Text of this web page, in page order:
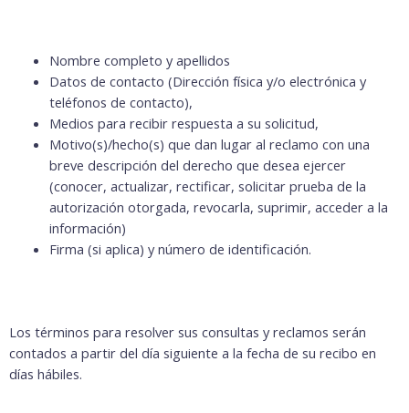
Nombre completo y apellidos
Datos de contacto (Dirección física y/o electrónica y
teléfonos de contacto),
Medios para recibir respuesta a su solicitud,
Motivo(s)/hecho(s) que dan lugar al reclamo con una
breve descripción del derecho que desea ejercer
(conocer, actualizar, rectificar, solicitar prueba de la
autorización otorgada, revocarla, suprimir, acceder a la
información)
Firma (si aplica) y número de identificación.
Los términos para resolver sus consultas y reclamos serán
contados a partir del día siguiente a la fecha de su recibo en
días hábiles.